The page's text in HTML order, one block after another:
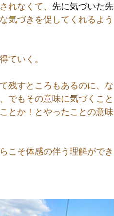
れなくて、 先に気づいた先
気づきを促してくれるよう
ていく。
残すところもあるのに、な
でもその意味に気づくこと
とか！とやったことの意味
こそ体感の伴う理解ができ